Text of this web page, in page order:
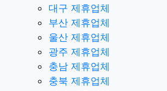
대구 제휴업체
부산 제휴업체
울산 제휴업체
광주 제휴업체
충남 제휴업체
충북 제휴업체